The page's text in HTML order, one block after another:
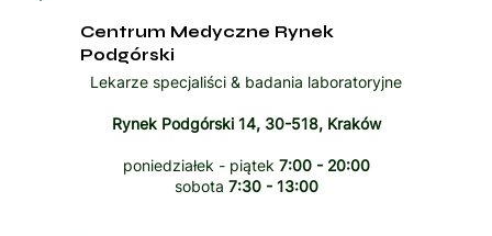
Centrum Medyczne Rynek
Podgórski
Lekarze specjaliści & badania laboratoryjne
Rynek Podgórski 14, 30-518, Kraków
poniedziałek - piątek 7:00 - 20:00
sobota 7:30 - 13:00